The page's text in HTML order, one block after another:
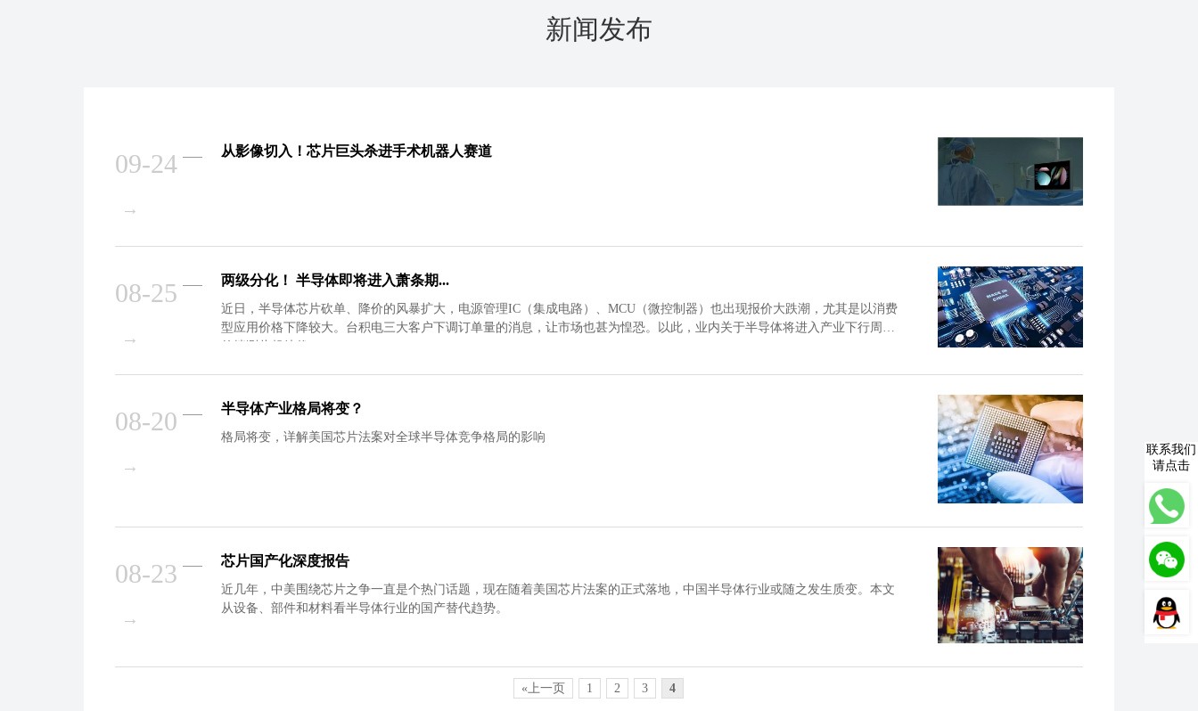
新闻发布
09-24
→
从影像切入！芯片巨头杀进手术机器人赛道
08-25
→
两级分化！ 半导体即将进入萧条期...
近日，半导体芯片砍单、降价的风暴扩大，电源管理IC（集成电路）、MCU（微控制器）也出现报价大跌潮，尤其是以消费
型应用价格下降较大。台积电三大客户下调订单量的消息，让市场也甚为惶恐。以此，业内关于半导体将进入产业下行周期
的揣测此起彼伏。
08-20
→
半导体产业格局将变？
格局将变，详解美国芯片法案对全球半导体竞争格局的影响
08-23
→
芯片国产化深度报告
近几年，中美围绕芯片之争一直是个热门话题，现在随着美国芯片法案的正式落地，中国半导体行业或随之发生质变。‍本文
从设备、部件和材料看半导体行业的国产替代趋势。
«上一页 1 2 3 4
联系我们
请点击